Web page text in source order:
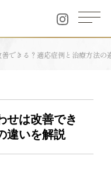
できる？適応症例と治療方法の
せは改善でき
違いを解説